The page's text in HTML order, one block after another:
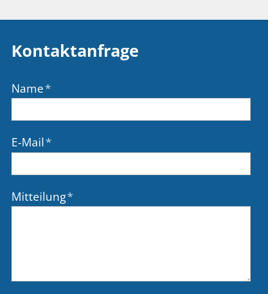
Kontaktanfrage
Name*
E-Mail*
Mitteilung*